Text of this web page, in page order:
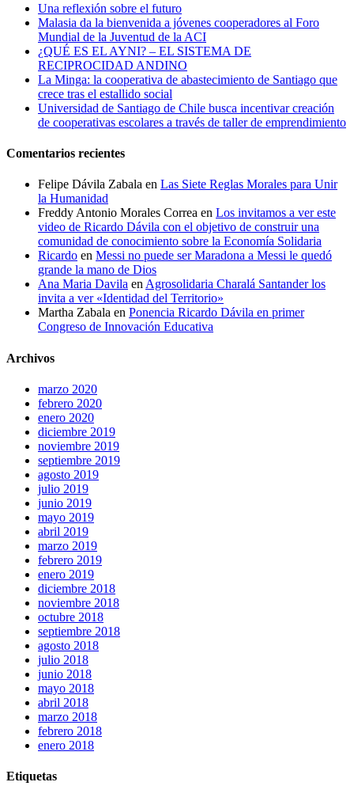
Una reflexión sobre el futuro
Malasia da la bienvenida a jóvenes cooperadores al Foro
Mundial de la Juventud de la ACI
¿QUÉ ES EL AYNI? – EL SISTEMA DE
RECIPROCIDAD ANDINO
La Minga: la cooperativa de abastecimiento de Santiago que
crece tras el estallido social
Universidad de Santiago de Chile busca incentivar creación
de cooperativas escolares a través de taller de emprendimiento
Comentarios recientes
Felipe Dávila Zabala en Las Siete Reglas Morales para Unir
la Humanidad
Freddy Antonio Morales Correa en Los invitamos a ver este
video de Ricardo Dávila con el objetivo de construir una
comunidad de conocimiento sobre la Economía Solidaria
Ricardo en Messi no puede ser Maradona a Messi le quedó
grande la mano de Dios
Ana Maria Davila en Agrosolidaria Charalá Santander los
invita a ver «Identidad del Territorio»
Martha Zabala en Ponencia Ricardo Dávila en primer
Congreso de Innovación Educativa
Archivos
marzo 2020
febrero 2020
enero 2020
diciembre 2019
noviembre 2019
septiembre 2019
agosto 2019
julio 2019
junio 2019
mayo 2019
abril 2019
marzo 2019
febrero 2019
enero 2019
diciembre 2018
noviembre 2018
octubre 2018
septiembre 2018
agosto 2018
julio 2018
junio 2018
mayo 2018
abril 2018
marzo 2018
febrero 2018
enero 2018
Etiquetas